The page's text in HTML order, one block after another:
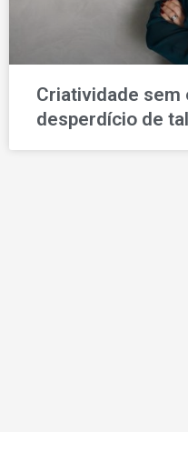
Criatividade sem
desperdício de